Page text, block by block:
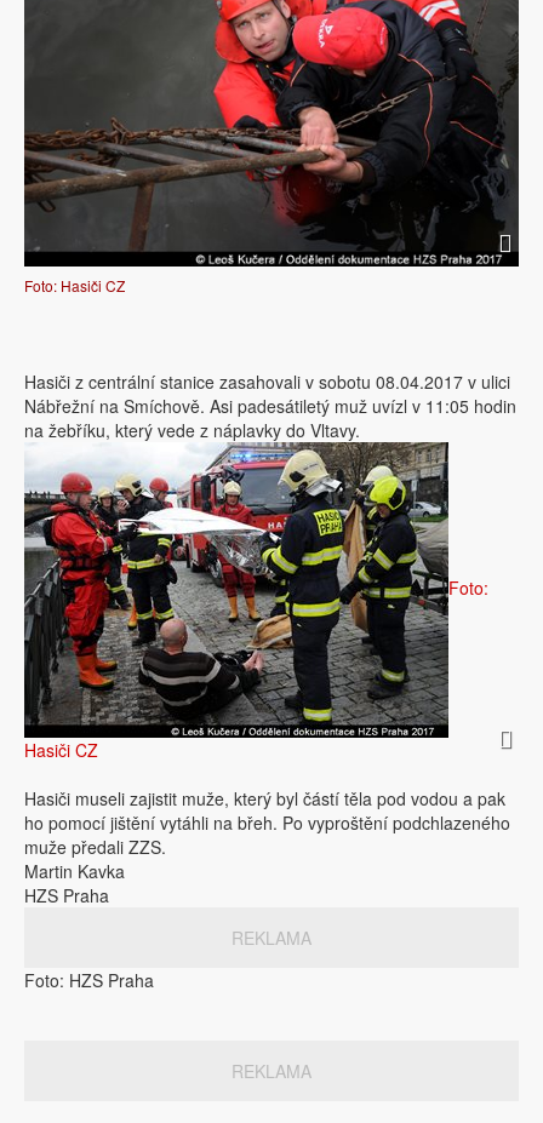
Foto: Hasiči CZ
Hasiči z centrální stanice zasahovali v sobotu 08.04.2017 v ulici
Nábřežní na Smíchově. Asi padesátiletý muž uvízl v 11:05 hodin
na žebříku, který vede z náplavky do Vltavy.
Foto:
Hasiči CZ
Hasiči museli zajistit muže, který byl částí těla pod vodou a pak
ho pomocí jištění vytáhli na břeh. Po vyproštění podchlazeného
muže předali ZZS.
Martin Kavka
HZS Praha
REKLAMA
Foto: HZS Praha
REKLAMA